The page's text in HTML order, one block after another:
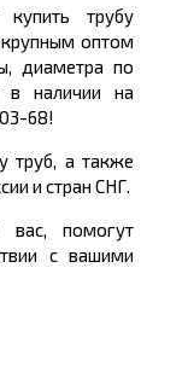
купить трубу
оптом
диаметра по
в наличии на
68!
труб, а также
и стран СНГ.
вас, помогут
с вашими